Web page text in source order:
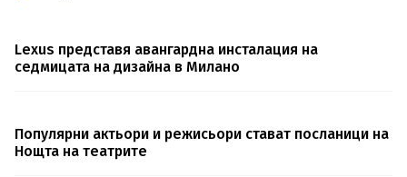
Lexus представя авангардна инсталация на
седмицата на дизайна в Милано
Популярни актьори и режисьори стават посланици на
Нощта на театрите